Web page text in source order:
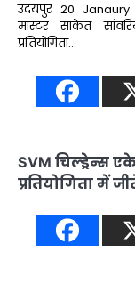
उदयपुर 20
मास्टर साकेत
प्रतियोगिता…
SVM चिल्ड्रेन्स
प्रतियोगिता में